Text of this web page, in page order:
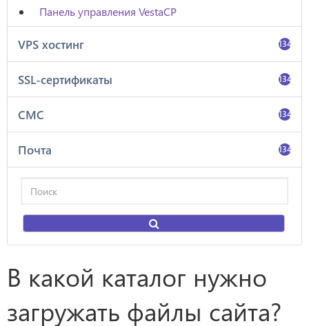
Панель управления VestaCP
VPS хостинг 134
SSL-сертификаты 134
СМС 134
Почта 134
В какой каталог нужно
загружать файлы сайта?